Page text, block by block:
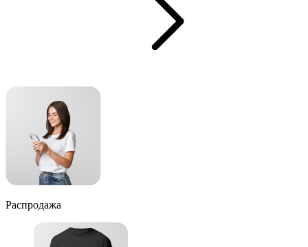
Распродажа